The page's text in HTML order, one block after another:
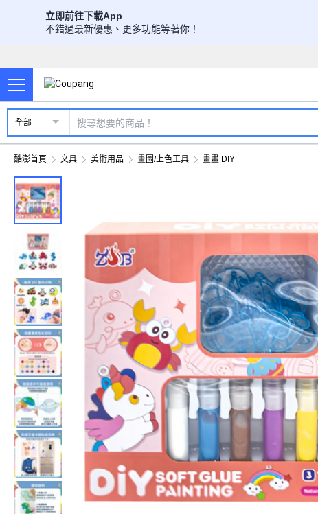
立即前往下載App
不錯過最新優惠、更多功能等著你！
全部
酷澎首頁 文具 美術用品 畫圖/上色工具 畫畫 DIY